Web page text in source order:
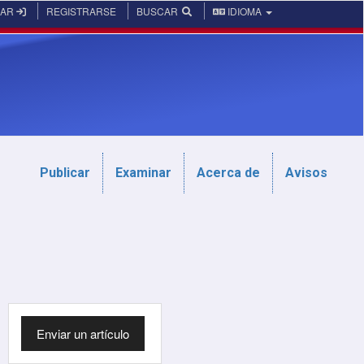
REGISTRARSE BUSCAR IDIOMA
Publicar Examinar Acerca de Avisos
Enviar
unEnviar un artículo